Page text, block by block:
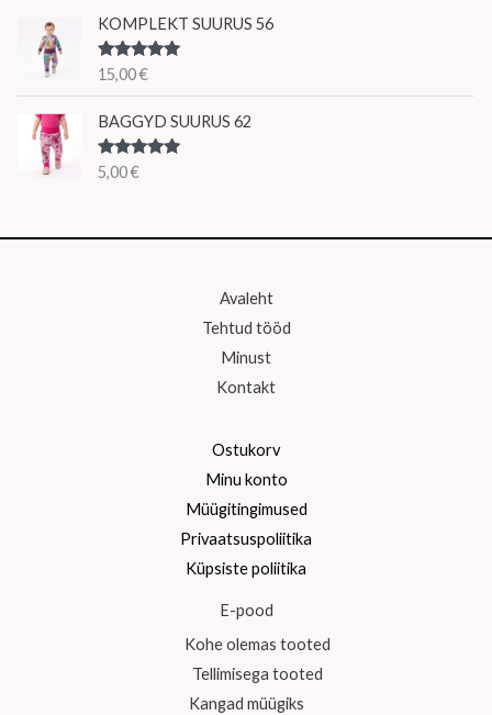
KOMPLEKT SUURUS 56
Hinnanguga
5.00
15,00€
BAGGYD SUURUS 62
Hinnanguga
5.00
5,00€
Avaleht
Tehtud tööd
Minust
Kontakt
Ostukorv
Minu konto
Müügitingimused
Privaatsuspoliitika
Küpsiste poliitika
E-pood
Kohe olemas tooted
Tellimisega tooted
Kangad müügiks